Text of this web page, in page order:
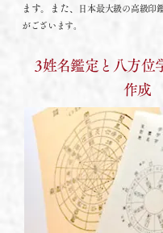
ます。また、
日本最大級の高級印
がございます。
3姓名鑑定と八方位
作成